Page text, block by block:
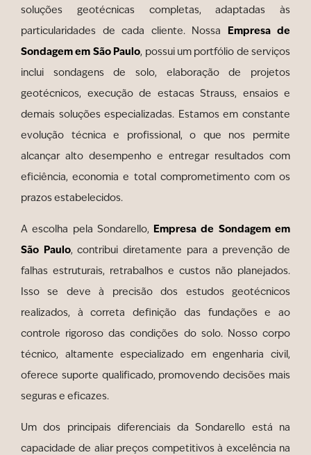
soluções geotécnicas completas, adaptadas às
particularidades de cada cliente. Nossa Empresa de
Sondagem em São Paulo, possui um portfólio de serviços
inclui sondagens de solo, elaboração de projetos
geotécnicos, execução de estacas Strauss, ensaios e
demais soluções especializadas. Estamos em constante
evolução técnica e profissional, o que nos permite
alcançar alto desempenho e entregar resultados com
eficiência, economia e total comprometimento com os
prazos estabelecidos.
A escolha pela Sondarello, Empresa de Sondagem em
São Paulo, contribui diretamente para a prevenção de
falhas estruturais, retrabalhos e custos não planejados.
Isso se deve à precisão dos estudos geotécnicos
realizados, à correta definição das fundações e ao
controle rigoroso das condições do solo. Nosso corpo
técnico, altamente especializado em engenharia civil,
oferece suporte qualificado, promovendo decisões mais
seguras e eficazes.
Um dos principais diferenciais da Sondarello está na
capacidade de aliar preços competitivos à excelência na